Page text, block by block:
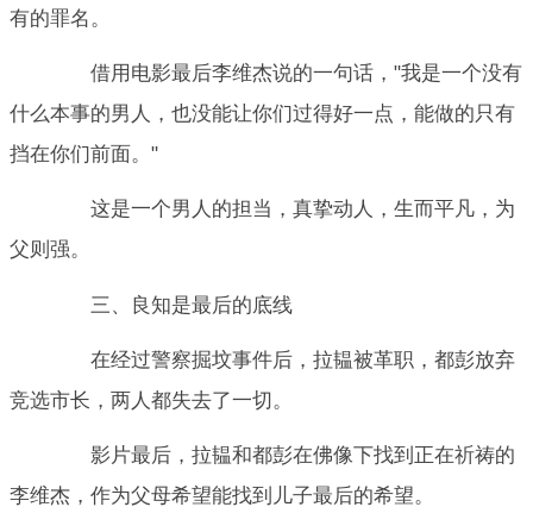
有的罪名。
借用电影最后李维杰说的一句话，"我是一个没有
什么本事的男人，也没能让你们过得好一点，能做的只有
挡在你们前面。"
这是一个男人的担当，真挚动人，生而平凡，为
父则强。
三、良知是最后的底线
在经过警察掘坟事件后，拉韫被革职，都彭放弃
竞选市长，两人都失去了一切。
影片最后，拉韫和都彭在佛像下找到正在祈祷的
李维杰，作为父母希望能找到儿子最后的希望。